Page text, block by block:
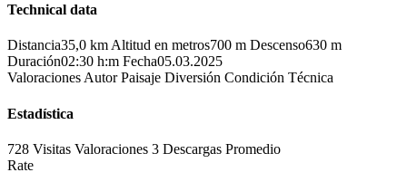
Technical data
Distancia35,0 km Altitud en metros700 m Descenso630 m
Duración02:30 h:m Fecha05.03.2025
Valoraciones Autor Paisaje Diversión Condición Técnica
Estadística
728 Visitas Valoraciones 3 Descargas Promedio
Rate